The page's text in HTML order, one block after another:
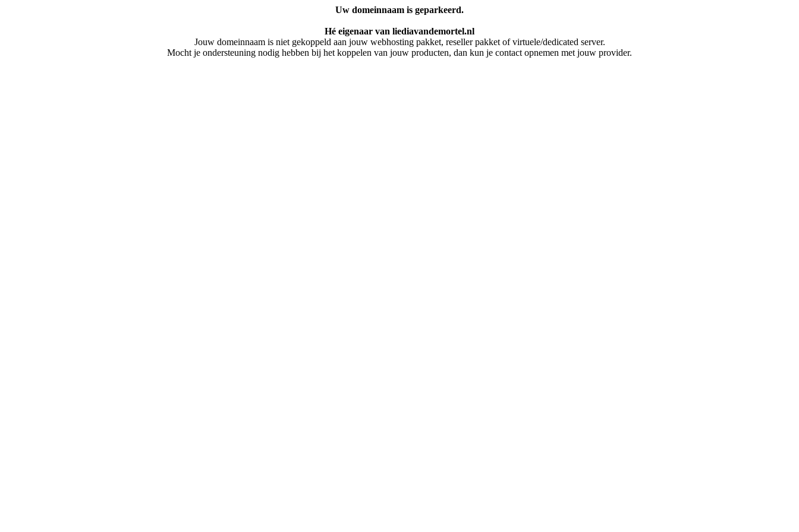
Uw domeinnaam is geparkeerd.
Hé eigenaar van liediavandemortel.nl
Jouw domeinnaam is niet gekoppeld aan jouw webhosting pakket, reseller pakket of virtuele/dedicated server.
Mocht je ondersteuning nodig hebben bij het koppelen van jouw producten, dan kun je contact opnemen met jouw provider.